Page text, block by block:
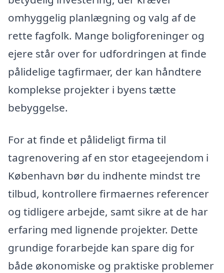
omhyggelig planlægning og valg af de
rette fagfolk. Mange boligforeninger og
ejere står over for udfordringen at finde
pålidelige tagfirmaer, der kan håndtere
komplekse projekter i byens tætte
bebyggelse.
For at finde et pålideligt firma til
tagrenovering af en stor etageejendom i
København bør du indhente mindst tre
tilbud, kontrollere firmaernes referencer
og tidligere arbejde, samt sikre at de har
erfaring med lignende projekter. Dette
grundige forarbejde kan spare dig for
både økonomiske og praktiske problemer